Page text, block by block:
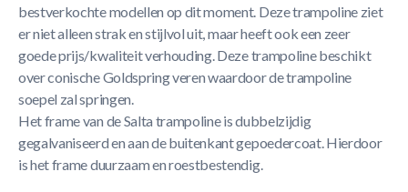
bestverkochte modellen op dit moment. Deze trampoline ziet
er niet alleen strak en stijlvol uit, maar heeft ook een zeer
goede prijs/kwaliteit verhouding. Deze trampoline beschikt
over conische Goldspring veren waardoor de trampoline
soepel zal springen.
Het frame van de Salta trampoline is dubbelzijdig
gegalvaniseerd en aan de buitenkant gepoedercoat. Hierdoor
is het frame duurzaam en roestbestendig.